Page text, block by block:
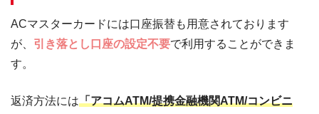
ACマスターカードには口座振替も用意されております
が、 引き落とし口座の設定不要で利用することができま
す。
返済方法には「アコムATM/提携金融機関ATM/コンビニ